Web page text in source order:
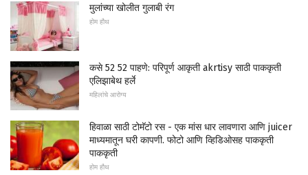
मुलांच्या खोलीत गुलाबी रंग
होम हौथ
कसे 52 52 पाहणे: परिपूर्ण आकृती akrtisy साठी पाककृती
एलिझाबेथ हर्ले
महिलांचे आरोग्य
हिवाळा साठी टोमॅटो रस - एक मांस धार लावणारा आणि juicer
माध्यमातून घरी कापणी. फोटो आणि व्हिडिओसह पाककृती
पाककृती
होम हौथ